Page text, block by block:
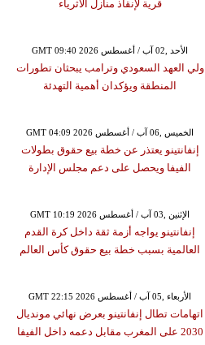
قرية لإنقاذ منازل الأثرياء
GMT 09:40 2026 الأحد ,02 آب / أغسطس
ولي العهد السعودي وترامب يبحثان تطورات
المنطقة ويؤكدان أهمية التهدئة
GMT 04:09 2026 الخميس ,06 آب / أغسطس
إنفانتينو يعتذر عن خطة بيع حقوق بطولات
الفيفا ويحصل على دعم مجلس الإدارة
GMT 10:19 2026 الإثنين ,03 آب / أغسطس
إنفانتينو يواجه أزمة ثقة داخل كرة القدم
العالمية بسبب خطة بيع حقوق كأس العالم
GMT 22:15 2026 الأربعاء ,05 آب / أغسطس
اتهامات تطال إنفانتينو بعرض نهائي مونديال
2030 على المغرب مقابل دعمه داخل الفيفا